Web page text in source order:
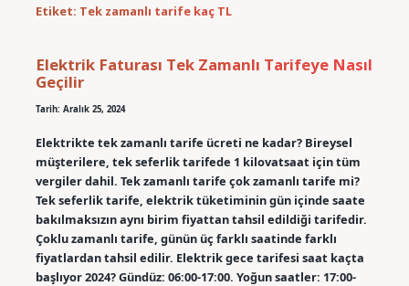
Etiket: Tek zamanlı tarife kaç TL
Elektrik Faturası Tek Zamanlı Tarifeye Nasıl
Geçilir
Tarih: Aralık 25, 2024
Elektrikte tek zamanlı tarife ücreti ne kadar? Bireysel
müşterilere, tek seferlik tarifede 1 kilovatsaat için tüm
vergiler dahil. Tek zamanlı tarife çok zamanlı tarife mi?
Tek seferlik tarife, elektrik tüketiminin gün içinde saate
bakılmaksızın aynı birim fiyattan tahsil edildiği tarifedir.
Çoklu zamanlı tarife, günün üç farklı saatinde farklı
fiyatlardan tahsil edilir. Elektrik gece tarifesi saat kaçta
başlıyor 2024? Gündüz: 06:00-17:00. Yoğun saatler: 17:00-